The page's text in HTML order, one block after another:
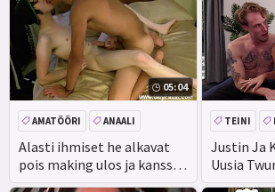
05:04
Alasti ihmiset he alkavat
pois making ulos ja kanssa
Aron Syvä kurkku
AMATÖÖRI
ANAALI
KASVOJEN
Justin Ja
Uusia
Venyttää
TEINI
MMF